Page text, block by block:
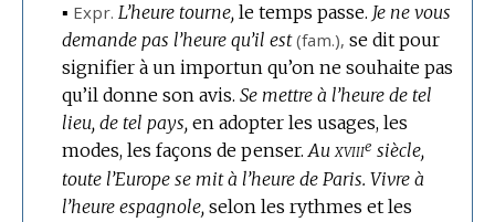
▪ Expr. L’heure tourne, le temps passe. Je ne vous
demande pas l’heure qu’il est (fam.), se dit pour
signifier à un importun qu’on ne souhaite pas
qu’il donne son avis. Se mettre à l’heure de tel
lieu, de tel pays, en adopter les usages, les
modes, les façons de penser. Auxviiie siècle,
toute l’Europe se mit à l’heure de Paris. Vivre à
l’heure espagnole, selon les rythmes et les